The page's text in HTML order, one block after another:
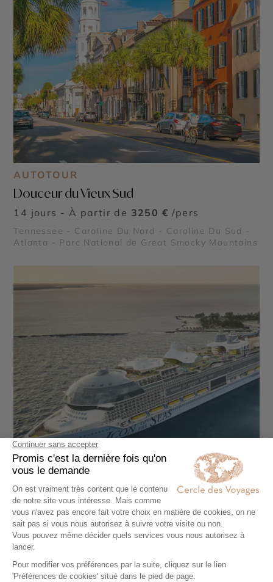
AUTOTOUR
Douceur du Vieux Sud
14 jours - À partir de 3250 € /pers
Tennessee - Caroline Du Nord - Caroline Du Sud -
Atlanta - Parc National de Great Smocky Mountains
CROISIÈRE
Virée familiale sur l'Icon of the Seas, le géant